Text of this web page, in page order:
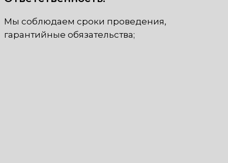
Мы соблюдаем сроки проведения,
гарантийные обязательства;